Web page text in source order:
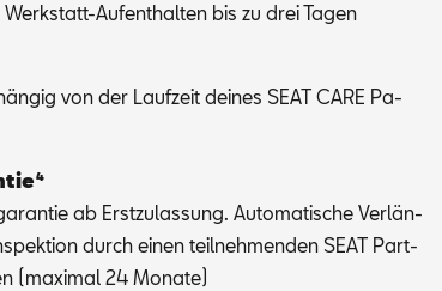
Auf­ent­hal­ten bis zu drei Ta­gen
von der Lauf­zeit dei­nes SEAT CARE Pa­
ab Erst­zu­las­sung. Au­to­ma­ti­sche Ver­län­
durch ei­nen teil­neh­men­den SEAT Part­
(ma­xi­mal 24 Mo­na­te)